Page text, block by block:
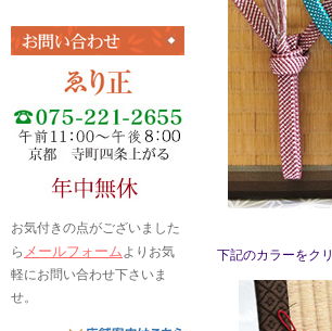
お気付きの点がございました
ら メールフォームよりお気
軽にお問い合わせ下さいま
せ。
下記のカラーをク